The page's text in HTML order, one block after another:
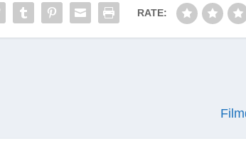
RATE: